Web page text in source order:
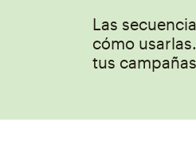
Las
cómo
tus